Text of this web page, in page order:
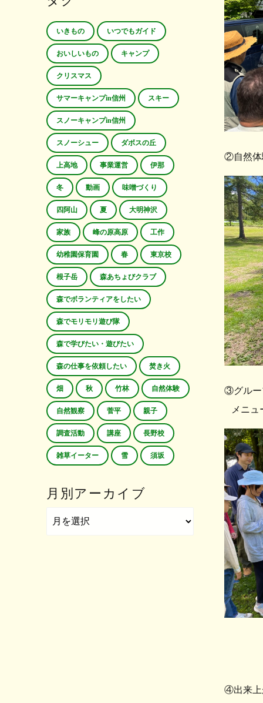
②自然体
③グルー
メニュ
④出来上
いきもの いつでもガイド
おいしいもの キャンプ
クリスマス
サマーキャンプin信州 スキー
スノーキャンプin信州
スノーシュー ダボスの丘
上高地 事業運営 伊那
冬 動画 味噌づくり
四阿山 夏 大明神沢
家族 峰の原高原 工作
幼稚園保育園 春 東京校
根子岳 森あちょびクラブ
森でボランティアをしたい
森でモリモリ遊び隊
森で学びたい・遊びたい
森の仕事を依頼したい 焚き火
畑 秋 竹林 自然体験
自然観察 菅平 親子
調査活動 講座 長野校
雑草イーター 雪 須坂
月別アーカイブ